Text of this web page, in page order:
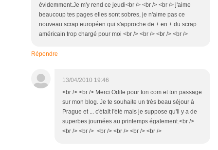
évidemment.Je m'y rend ce jeudi<br /> <br /> <br /> j'aime
beaucoup tes pages elles sont sobres, je n'aime pas ce
nouveau scrap européen qui s'approche de + en + du scrap
américain trop chargé pour moi <br /> <br /> <br /> <br />
Répondre
13/04/2010 19:46
<br /> <br /> Merci Odile pour ton com et ton passage
sur mon blog. Je te souhaite un très beau séjour à
Prague et ... c'était l'été mais je suppose qu'il y a de
superbes journées au printemps également.<br />
<br /> <br /> <br /> <br /> <br /> <br />